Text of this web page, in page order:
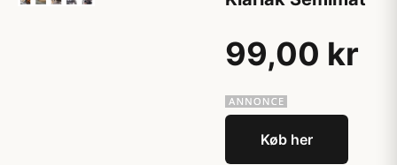
99,00 kr
Køb her